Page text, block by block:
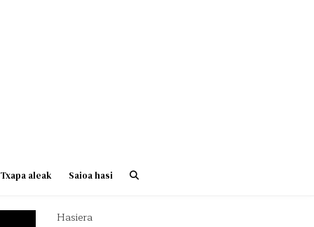
Txapa aleak Saioa hasi
Hasiera